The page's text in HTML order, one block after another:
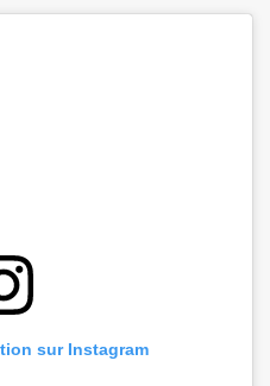
sur Instagram